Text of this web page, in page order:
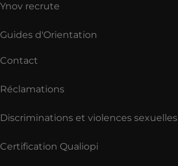
Ynov recrute
Guides d'Orientation
Contact
Réclamations
Discriminations et violences sexuelles
Certification Qualiopi